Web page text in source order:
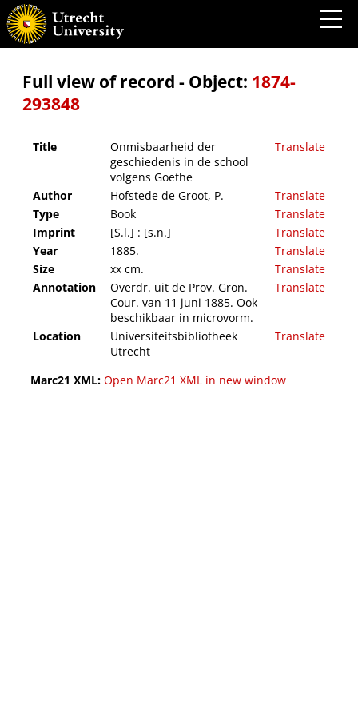
Onmisbaarheid der geschiedenis in de school volgens Goethe
Full view of record - Object: 1874-
293848
Title
Onmisbaarheid der
geschiedenis in de school
volgens Goethe
Translate
Author Hofstede de Groot, P.
Translate
Type
Book
Translate
Imprint
[S.l.] : [s.n.]
Translate
Year
1885.
Translate
Size
xx cm.
Translate
Annotation
Overdr. uit de Prov. Gron.
Cour. van 11 juni 1885. Ook
beschikbaar in microvorm.
Translate
Location
Universiteitsbibliotheek
Utrecht
Translate
Marc21 XML: Open Marc21 XML in new window